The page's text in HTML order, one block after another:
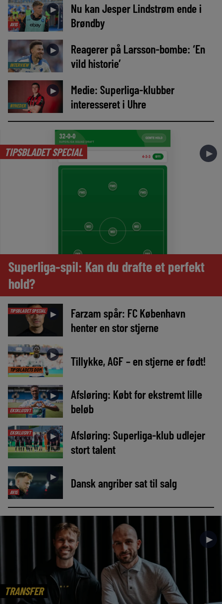
AVIS
►
Nu kan Jesper Lindstrøm ende i
Brøndby
INTERVIEW
►
Reagerer på Larsson-bombe: ‘En
vild historie’
NYHEDER
►
Medie: Superliga-klubber
interesseret i Uhre
TIPSBLADET SPECIAL ►
Superliga-spil: Kan du drafte et perfekt
hold?
TIPSBLADET SPECIAL ►
Farzam spår: FC København
henter en stor stjerne
TIPSBLADETS DOM
► Tillykke, AGF – en stjerne er født!
EKSKLUSIVT
►
Afsløring: Købt for ekstremt lille
beløb
EKSKLUSIVT ►
Afsløring: Superliga-klub udlejer
stort talent
AVIS
► Dansk angriber sat til salg
TRANSFER
►